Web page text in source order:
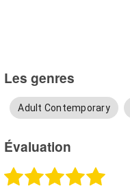
Les genres
Adult Contemporary
Évaluation